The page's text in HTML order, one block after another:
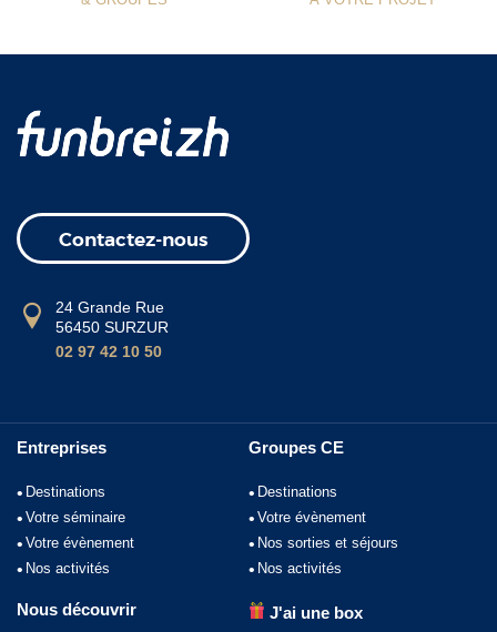
Contactez-nous
24 Grande Rue
56450 SURZUR
02 97 42 10 50
Entreprises
Destinations
Votre séminaire
Votre évènement
Nos activités
Groupes CE
Destinations
Votre évènement
Nos sorties et séjours
Nos activités
Nous découvrir J'ai une box